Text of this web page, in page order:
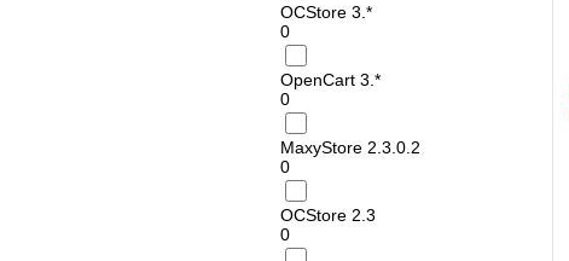
OCStore 3.*
0
OpenCart 3.*
0
MaxyStore 2.3.0.2
0
OCStore 2.3
0